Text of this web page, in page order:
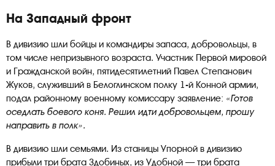
На Западный фронт
В дивизию шли бойцы и командиры запаса, добровольцы, в
том числе непризывного возраста. Участник Первой мировой
и Гражданской войн, пятидесятилетний Павел Степанович
Жуков, служивший в Белоглинском полку 1-й Конной армии,
подал районному военному комиссару заявление: «Готов
оседлать боевого коня. Решил идти добровольцем, прошу
направить в полк».
В дивизию шли семьями. Из станицы Упорной в дивизию
прибыли три брата Здобиных, из Удобной — три брата